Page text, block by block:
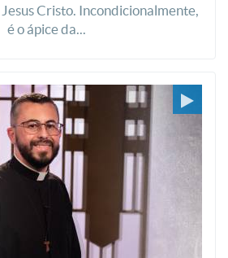
Cristo. Incondicionalmente,
é o ápice da...